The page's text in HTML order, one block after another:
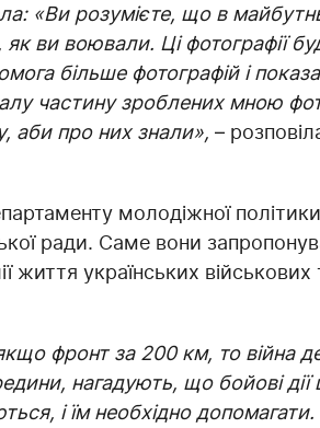
«Ви розумієте, що в
ви воювали. Ці фотографії
більше фотографій і
частину зроблених мною
аби про них знали», –
молодіжної
ради. Саме вони
життя українських військових
фронт за 200 км, то війна
нагадують, що бойові
і їм необхідно